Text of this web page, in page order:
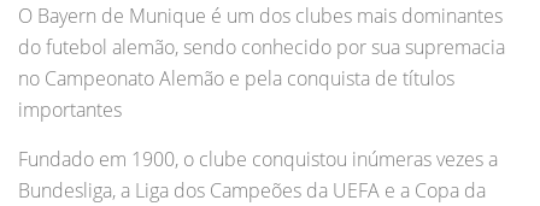
O Bayern de Munique é um dos clubes mais dominantes
do futebol alemão, sendo conhecido por sua supremacia
no Campeonato Alemão e pela conquista de títulos
importantes
Fundado em 1900, o clube conquistou inúmeras vezes a
Bundesliga, a Liga dos Campeões da UEFA e a Copa da